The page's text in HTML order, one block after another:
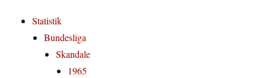
Statistik
Bundesliga
Skandale
1965